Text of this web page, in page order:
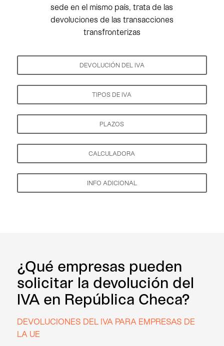
sede en el mismo país, trata de las
devoluciones de las transacciones
transfronterizas
DEVOLUCIÓN DEL IVA
TIPOS DE IVA
PLAZOS
CALCULADORA
INFO ADICIONAL
¿Qué empresas pueden
solicitar la devolución del
IVA en República Checa?
DEVOLUCIONES DEL IVA PARA EMPRESAS DE
LA UE